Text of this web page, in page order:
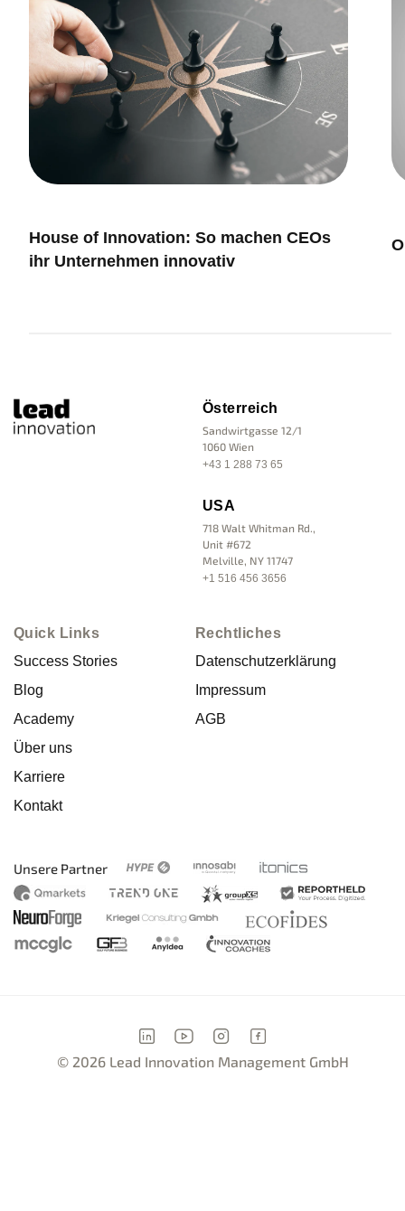
House of Innovation: So machen CEOs
ihr Unternehmen innovativ
Österreich
Sandwirtgasse 12/1
1060 Wien
+43 1 288 73 65
USA
718 Walt Whitman Rd.,
Unit #672
Melville, NY 11747
+1 516 456 3656
Quick Links
Success Stories
Blog
Academy
Über uns
Karriere
Kontakt
Rechtliches
Datenschutzerklärung
Impressum
AGB
Unsere Partner
© 2026 Lead Innovation Management GmbH